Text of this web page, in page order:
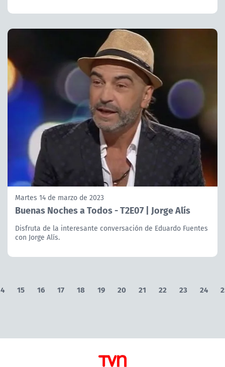
Martes 14 de marzo de 2023
Buenas Noches a Todos - T2E07 | Jorge Alís
Disfruta de la interesante conversación de Eduardo Fuentes
con Jorge Alís.
15 16 17 18 19 20 21 22 23 24